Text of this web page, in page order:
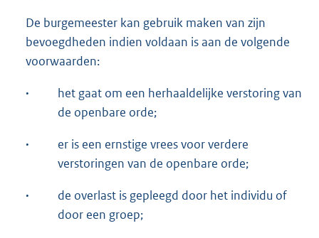
De burgemeester kan gebruik maken van zijn
bevoegdheden indien voldaan is aan de volgende
voorwaarden:
·
het gaat om een herhaaldelijke verstoring van
de openbare orde;
·
er is een ernstige vrees voor verdere
verstoringen van de openbare orde;
·
de overlast is gepleegd door het individu of
door een groep;